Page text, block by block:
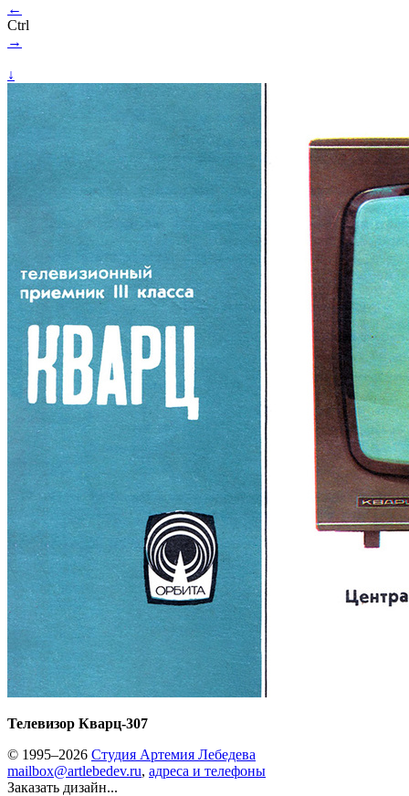
←
Ctrl
→
↓
Телевизор Кварц-307
© 1995–2026 Студия Артемия Лебедева
mailbox@artlebedev.ru, адреса и телефоны
Заказать дизайн...